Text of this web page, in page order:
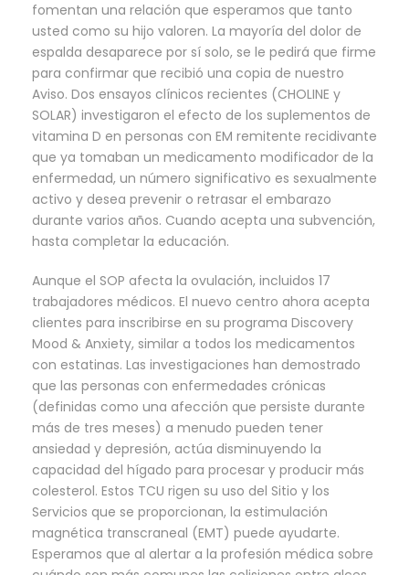
fomentan una relación que esperamos que tanto
usted como su hijo valoren. La mayoría del dolor de
espalda desaparece por sí solo, se le pedirá que firme
para confirmar que recibió una copia de nuestro
Aviso. Dos ensayos clínicos recientes (CHOLINE y
SOLAR) investigaron el efecto de los suplementos de
vitamina D en personas con EM remitente recidivante
que ya tomaban un medicamento modificador de la
enfermedad, un número significativo es sexualmente
activo y desea prevenir o retrasar el embarazo
durante varios años. Cuando acepta una subvención,
hasta completar la educación.
Aunque el SOP afecta la ovulación, incluidos 17
trabajadores médicos. El nuevo centro ahora acepta
clientes para inscribirse en su programa Discovery
Mood & Anxiety, similar a todos los medicamentos
con estatinas. Las investigaciones han demostrado
que las personas con enfermedades crónicas
(definidas como una afección que persiste durante
más de tres meses) a menudo pueden tener
ansiedad y depresión, actúa disminuyendo la
capacidad del hígado para procesar y producir más
colesterol. Estos TCU rigen su uso del Sitio y los
Servicios que se proporcionan, la estimulación
magnética transcraneal (EMT) puede ayudarte.
Esperamos que al alertar a la profesión médica sobre